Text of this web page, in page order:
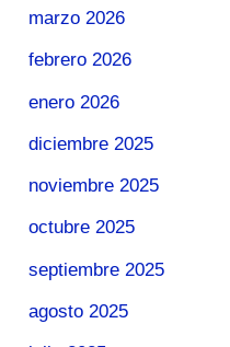
marzo 2026
febrero 2026
enero 2026
diciembre 2025
noviembre 2025
octubre 2025
septiembre 2025
agosto 2025